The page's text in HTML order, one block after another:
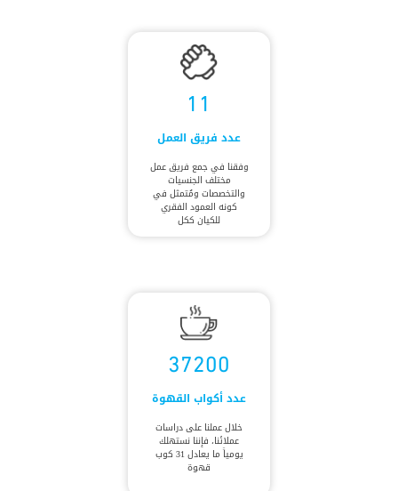
11
عدد فريق العمل
وفقنا في جمع فريق عمل
مختلف الجنسيات
والتخصصات ومُتمثل في
كونه العمود الفقري
للكيان ككل
37200
عدد أكواب القهوة
خلال عملنا على دراسات
عملائنا، فإننا نستهلك
يومياً ما يعادل 31 كوب
قهوة